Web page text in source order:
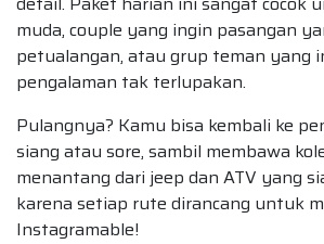
muda, couple yang ingin pasangan
petualangan, atau grup teman yang
pengalaman tak terlupakan.
Pulangnya? Kamu bisa kembali ke
siang atau sore, sambil membawa
menantang dari jeep dan ATV yang
karena setiap rute dirancang untuk
Instagramable!